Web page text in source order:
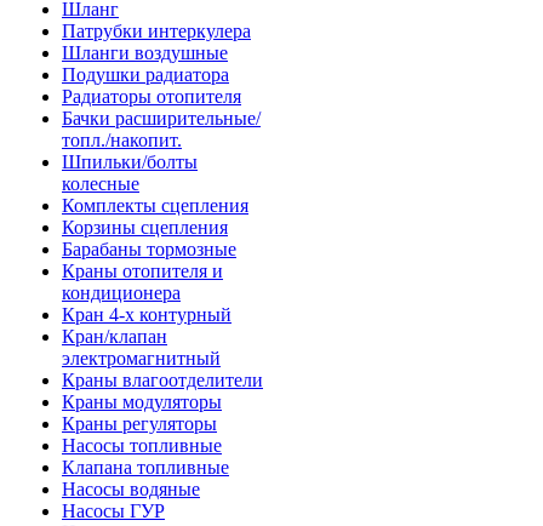
Шланг
Патрубки интеркулера
Шланги воздушные
Подушки радиатора
Радиаторы отопителя
Бачки расширительные/
топл./накопит.
Шпильки/болты
колесные
Комплекты сцепления
Корзины сцепления
Барабаны тормозные
Краны отопителя и
кондиционера
Кран 4-х контурный
Кран/клапан
электромагнитный
Краны влагоотделители
Краны модуляторы
Краны регуляторы
Насосы топливные
Клапана топливные
Насосы водяные
Насосы ГУР